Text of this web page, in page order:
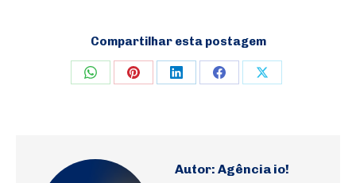
Compartilhar esta postagem
Share Share Share Share Share
Autor: Agência io!